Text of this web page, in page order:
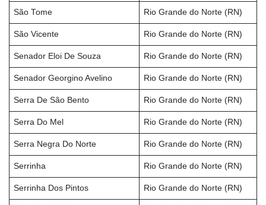
São Tome Rio Grande do Norte (RN)
São Vicente Rio Grande do Norte (RN)
Senador Eloi De Souza Rio Grande do Norte (RN)
Senador Georgino Avelino Rio Grande do Norte (RN)
Serra De São Bento Rio Grande do Norte (RN)
Serra Do Mel Rio Grande do Norte (RN)
Serra Negra Do Norte Rio Grande do Norte (RN)
Serrinha Rio Grande do Norte (RN)
Serrinha Dos Pintos Rio Grande do Norte (RN)